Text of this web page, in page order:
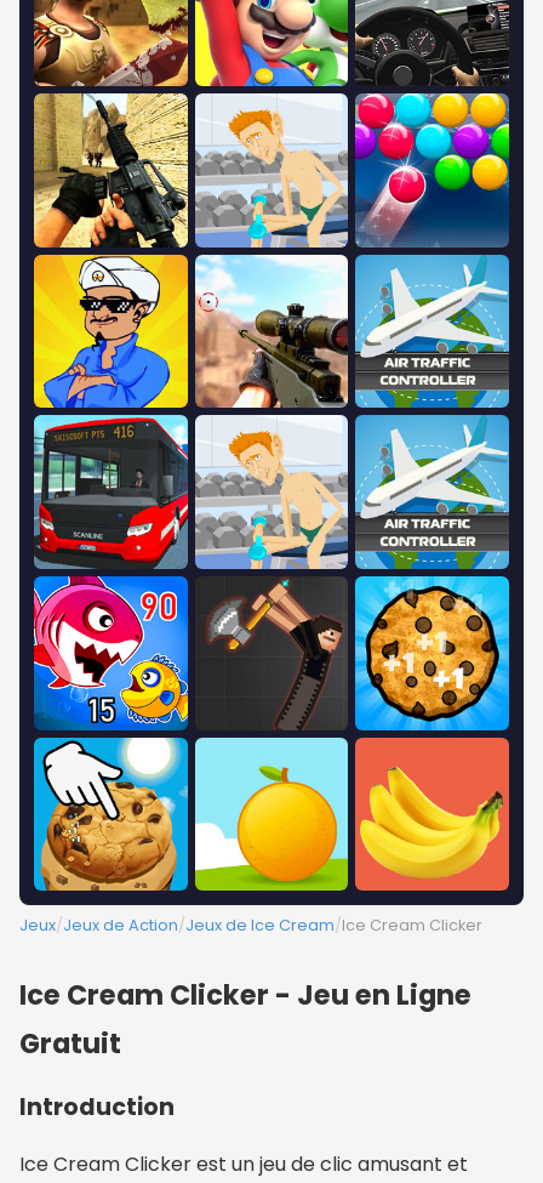
Jeux/Jeux de Action/Jeux de Ice Cream/Ice Cream Clicker
Ice Cream Clicker - Jeu en Ligne
Gratuit
Introduction
Ice Cream Clicker est un jeu de clic amusant et